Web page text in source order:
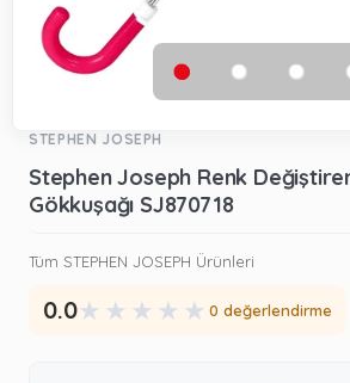
STEPHEN JOSEPH
Stephen Joseph Renk
Gökkuşağı SJ870718
Tüm STEPHEN JOSEPH Ürünleri
0.0★ ★ ★ ★ ★ 0 değerlendirme